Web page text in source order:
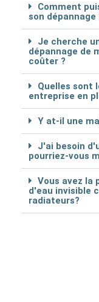
Comment
son dépannage
Je cherche
dépannage de
coûter ?
Quelles sont
entreprise en
Y at-il une
J'ai besoin
pourriez-vous
Vous avez la
d'eau invisible
radiateurs?